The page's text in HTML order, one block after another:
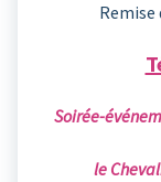
Remise
Soirée-
le